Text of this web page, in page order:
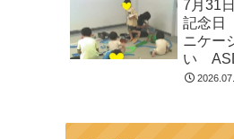
市 つ
市 守
7月31
記念日
ニケー
い
症 児